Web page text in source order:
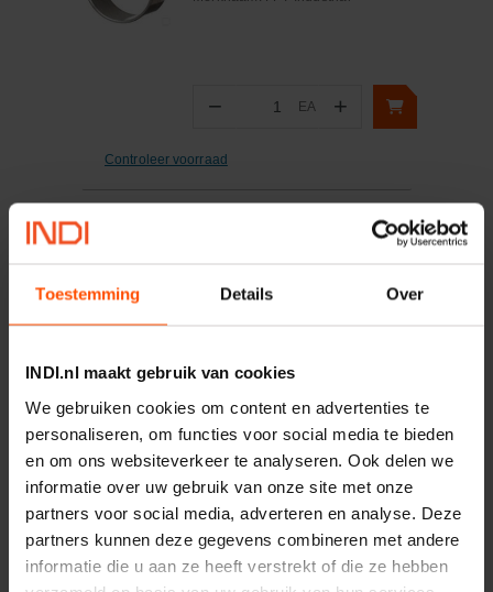
Toestemming Details Over
INDI.nl maakt gebruik van cookies
We gebruiken cookies om content en advertenties te
personaliseren, om functies voor social media te bieden
en om ons websiteverkeer te analyseren. Ook delen we
informatie over uw gebruik van onze site met onze
partners voor social media, adverteren en analyse. Deze
partners kunnen deze gegevens combineren met andere
informatie die u aan ze heeft verstrekt of die ze hebben
− Aantal
EA +
Controleer voorraad
Merknaam:Metabo
− EA +
Controleer voorraad
Vergelijken
Indicator